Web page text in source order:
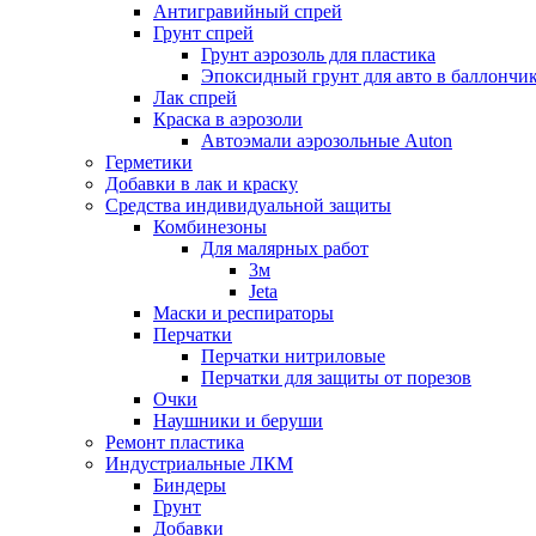
Антигравийный спрей
Грунт спрей
Грунт аэрозоль для пластика
Эпоксидный грунт для авто в
Лак спрей
Краска в аэрозоли
Автоэмали аэрозольные Auton
Герметики
Добавки в лак и краску
Средства индивидуальной защиты
Комбинезоны
Для малярных работ
3м
Jeta
Маски и респираторы
Перчатки
Перчатки нитриловые
Перчатки для защиты от порезов
Очки
Наушники и беруши
Ремонт пластика
Индустриальные ЛКМ
Биндеры
Грунт
Добавки